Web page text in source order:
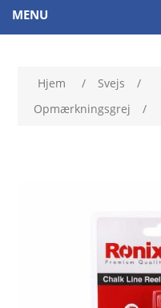
MENU
Hjem / Svejs /
Opmærkningsgrej
/